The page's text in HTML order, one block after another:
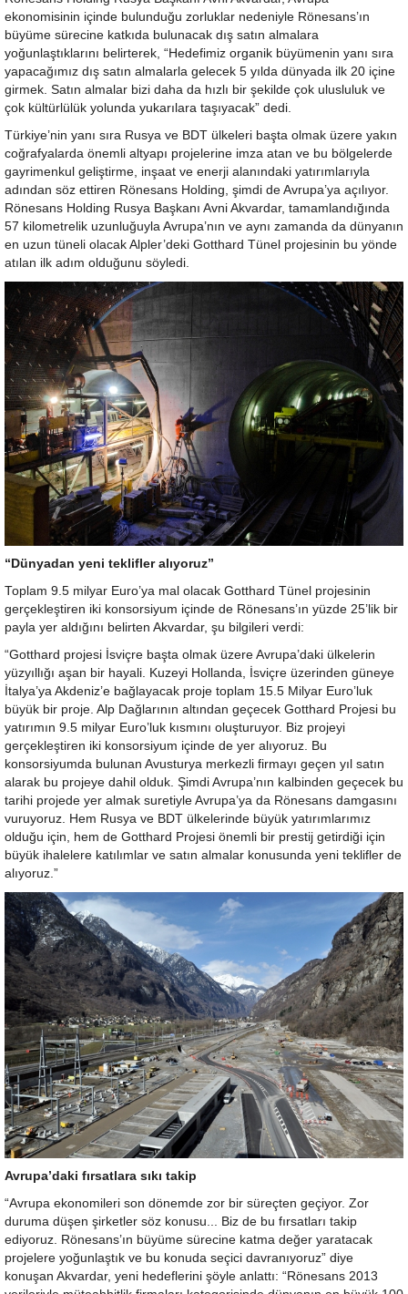
ekonomisinin içinde bulunduğu zorluklar nedeniyle Rönesans’ın
büyüme sürecine katkıda bulunacak dış satın almalara
yoğunlaştıklarını belirterek, “Hedefimiz organik büyümenin yanı sıra
yapacağımız dış satın almalarla gelecek 5 yılda dünyada ilk 20 içine
girmek. Satın almalar bizi daha da hızlı bir şekilde çok ulusluluk ve
çok kültürlülük yolunda yukarılara taşıyacak” dedi.
Türkiye’nin yanı sıra Rusya ve BDT ülkeleri başta olmak üzere yakın
coğrafyalarda önemli altyapı projelerine imza atan ve bu bölgelerde
gayrimenkul geliştirme, inşaat ve enerji alanındaki yatırımlarıyla
adından söz ettiren Rönesans Holding, şimdi de Avrupa’ya açılıyor.
Rönesans Holding Rusya Başkanı Avni Akvardar, tamamlandığında
57 kilometrelik uzunluğuyla Avrupa’nın ve aynı zamanda da dünyanın
en uzun tüneli olacak Alpler’deki Gotthard Tünel projesinin bu yönde
atılan ilk adım olduğunu söyledi.
“Dünyadan yeni teklifler alıyoruz”
Toplam 9.5 milyar Euro’ya mal olacak Gotthard Tünel projesinin
gerçekleştiren iki konsorsiyum içinde de Rönesans’ın yüzde 25’lik bir
payla yer aldığını belirten Akvardar, şu bilgileri verdi:
“Gotthard projesi İsviçre başta olmak üzere Avrupa’daki ülkelerin
yüzyıllığı aşan bir hayali. Kuzeyi Hollanda, İsviçre üzerinden güneye
İtalya’ya Akdeniz’e bağlayacak proje toplam 15.5 Milyar Euro’luk
büyük bir proje. Alp Dağlarının altından geçecek Gotthard Projesi bu
yatırımın 9.5 milyar Euro’luk kısmını oluşturuyor. Biz projeyi
gerçekleştiren iki konsorsiyum içinde de yer alıyoruz. Bu
konsorsiyumda bulunan Avusturya merkezli firmayı geçen yıl satın
alarak bu projeye dahil olduk. Şimdi Avrupa’nın kalbinden geçecek bu
tarihi projede yer almak suretiyle Avrupa’ya da Rönesans damgasını
vuruyoruz. Hem Rusya ve BDT ülkelerinde büyük yatırımlarımız
olduğu için, hem de Gotthard Projesi önemli bir prestij getirdiği için
büyük ihalelere katılımlar ve satın almalar konusunda yeni teklifler de
alıyoruz.”
Avrupa’daki fırsatlara sıkı takip
“Avrupa ekonomileri son dönemde zor bir süreçten geçiyor. Zor
duruma düşen şirketler söz konusu... Biz de bu fırsatları takip
ediyoruz. Rönesans’ın büyüme sürecine katma değer yaratacak
projelere yoğunlaştık ve bu konuda seçici davranıyoruz” diye
konuşan Akvardar, yeni hedeflerini şöyle anlattı: “Rönesans 2013